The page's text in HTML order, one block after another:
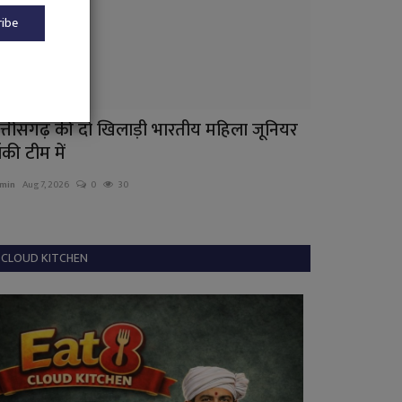
की दो खिलाड़ी भारतीय महिला जूनियर
टीम में
Aug 7, 2026 0 30
CLOUD KITCHEN